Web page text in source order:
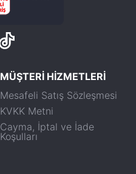
MÜŞTERİ HİZMETLERİ
Mesafeli Satış Sözleşmesi
KVKK Metni
Cayma, İptal ve İade
Koşulları